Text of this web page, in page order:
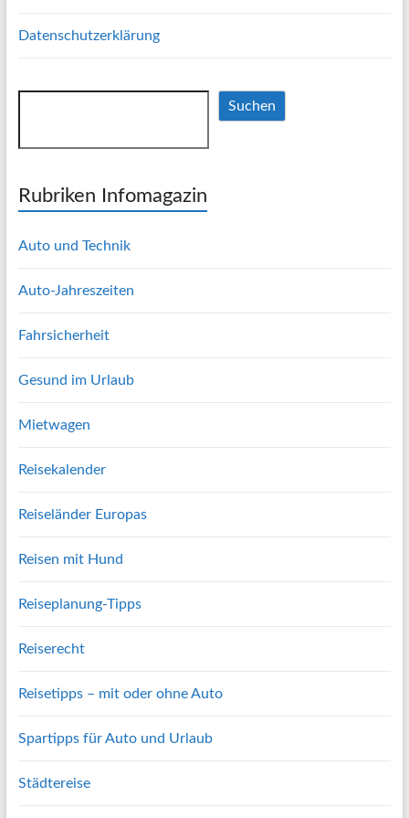
Datenschutzerklärung
Suchen
Rubriken Infomagazin
Auto und Technik
Auto-Jahreszeiten
Fahrsicherheit
Gesund im Urlaub
Mietwagen
Reisekalender
Reiseländer Europas
Reisen mit Hund
Reiseplanung-Tipps
Reiserecht
Reisetipps – mit oder ohne Auto
Spartipps für Auto und Urlaub
Städtereise